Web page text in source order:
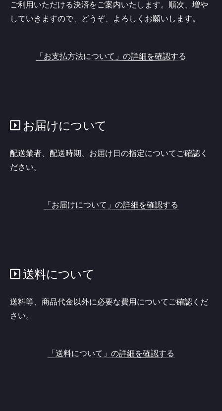
ご利用いただける決済をご案内いたします。順次、増や
していきますので、どうぞ、よろしくお願いします。
「お支払方法について」の詳細を確認する
お届けについて
配送業者、配送時期、お届け日の指定についてご確認く
ださい。
「お届けについて」の詳細を確認する
送料について
送料等、商品代金以外に必要な費用についてご確認くだ
さい。
「送料について」の詳細を確認する